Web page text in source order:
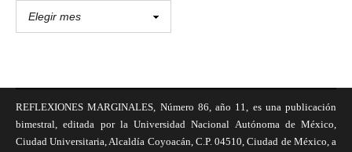
REFLEXIONES MARGINALES, Número 86, año 11, es una publicación
bimestral, editada por la Universidad Nacional Autónoma de México,
Ciudad Universitaria, Alcaldía Coyoacán, C.P. 04510, Ciudad de México, a